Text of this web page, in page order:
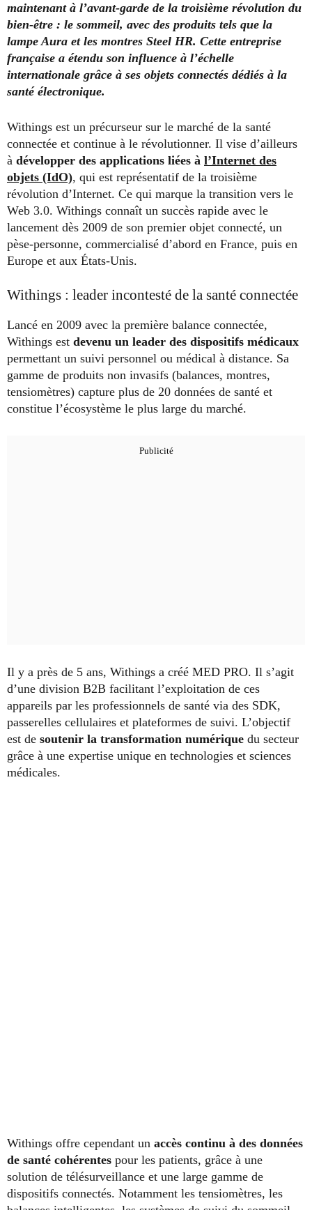
maintenant à l’avant-garde de la troisième révolution du
bien-être : le sommeil, avec des produits tels que la
lampe Aura et les montres Steel HR. Cette entreprise
française a étendu son influence à l’échelle
internationale grâce à ses objets connectés dédiés à la
santé électronique.
Withings est un précurseur sur le marché de la santé
connectée et continue à le révolutionner. Il vise d’ailleurs
à développer des applications liées à l’Internet des
objets (IdO), qui est représentatif de la troisième
révolution d’Internet. Ce qui marque la transition vers le
Web 3.0. Withings connaît un succès rapide avec le
lancement dès 2009 de son premier objet connecté, un
pèse-personne, commercialisé d’abord en France, puis en
Europe et aux États-Unis.
Withings : leader incontesté de la santé connectée
Lancé en 2009 avec la première balance connectée,
Withings est devenu un leader des dispositifs médicaux
permettant un suivi personnel ou médical à distance. Sa
gamme de produits non invasifs (balances, montres,
tensiomètres) capture plus de 20 données de santé et
constitue l’écosystème le plus large du marché.
Il y a près de 5 ans, Withings a créé MED PRO. Il s’agit
d’une division B2B facilitant l’exploitation de ces
appareils par les professionnels de santé via des SDK,
passerelles cellulaires et plateformes de suivi. L’objectif
est de soutenir la transformation numérique du secteur
grâce à une expertise unique en technologies et sciences
médicales.
Withings offre cependant un accès continu à des données
de santé cohérentes pour les patients, grâce à une
solution de télésurveillance et une large gamme de
dispositifs connectés. Notamment les tensiomètres, les